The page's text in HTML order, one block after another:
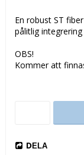
En robust ST
pålitlig
OBS!
Kommer att
DELA